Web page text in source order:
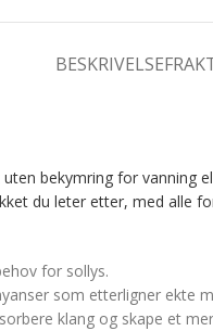
BESKRIVELSE
bekymring for vanning
du leter etter, med alle
for sollys.
som etterligner ekte
klang og skape et